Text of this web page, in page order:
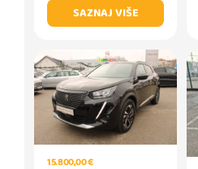
SAZNAJ VIŠE
15.800,00 €